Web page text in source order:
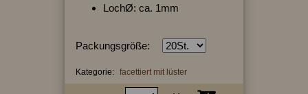
LochØ: ca. 1mm
Packungsgröße:
Kategorie: facettiert mit lüster